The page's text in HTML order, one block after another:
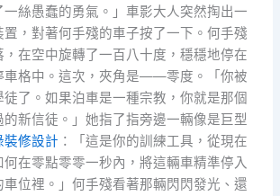
絲愚蠢的勇氣。」車影大人突然掏出一
，對著何手殘的車子按了一下。何手殘
在空中旋轉了一百八十度，穩穩地停在
車格中。這次，夾角是——零度。「你被
了。如果泊車是一種宗教，你就是那個
新信徒。」她指了指旁邊一輛像是巨型
裝修設計 ：「這是你的訓練工具，從現在
何在零點零零一秒內，將這輛車精準停入
位裡。」何手殘看著那輛閃閃發光、還